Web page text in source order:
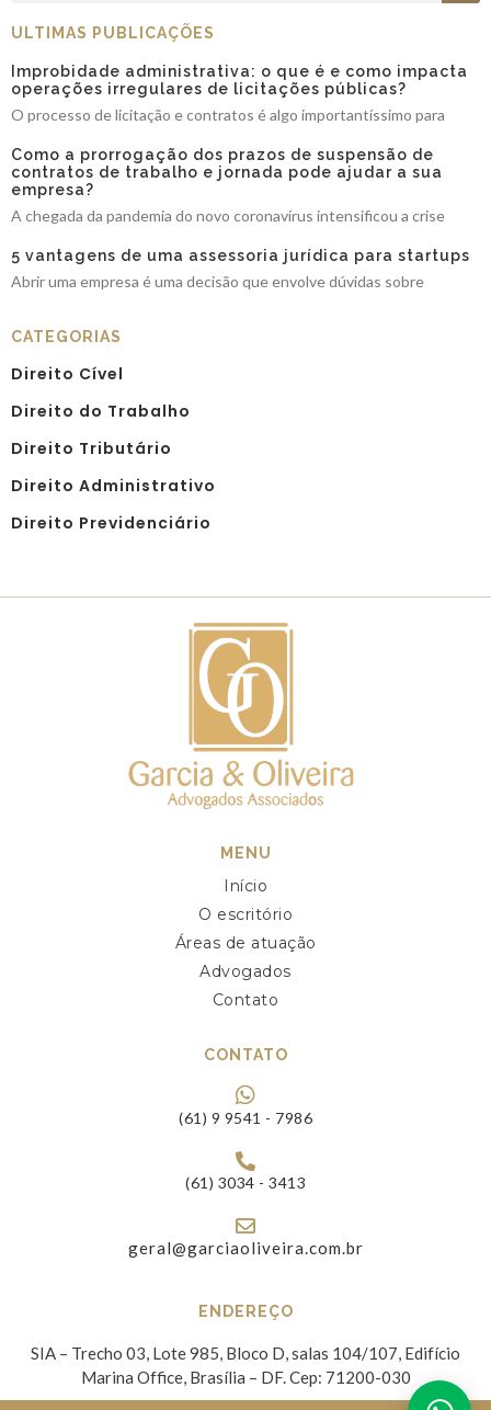
ULTIMAS PUBLICAÇÕES
Improbidade administrativa: o que é e como impacta
operações irregulares de licitações públicas?
O processo de licitação e contratos é algo importantíssimo para
Como a prorrogação dos prazos de suspensão de
contratos de trabalho e jornada pode ajudar a sua
empresa?
A chegada da pandemia do novo coronavírus intensificou a crise
5 vantagens de uma assessoria jurídica para startups
Abrir uma empresa é uma decisão que envolve dúvidas sobre
CATEGORIAS
Direito Cível
Direito do Trabalho
Direito Tributário
Direito Administrativo
Direito Previdenciário
MENU
Início
O escritório
Áreas de atuação
Advogados
Contato
CONTATO
(61) 9 9541 - 7986
(61) 3034 - 3413
geral@garciaoliveira.com.br
ENDEREÇO
SIA – Trecho 03, Lote 985, Bloco D, salas 104/107, Edifício
Marina Office, Brasília – DF. Cep: 71200-030